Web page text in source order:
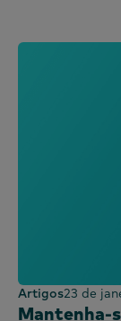
Artigos23 de
Mantenha-